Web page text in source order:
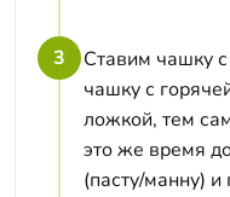
3
Ставим чашку
чашку с
ложкой, тем
это же время
(пасту/манну)